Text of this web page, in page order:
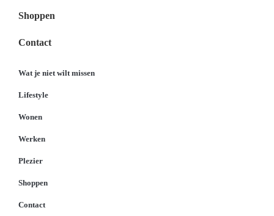
Shoppen
Contact
Wat je niet wilt missen
Lifestyle
Wonen
Werken
Plezier
Shoppen
Contact